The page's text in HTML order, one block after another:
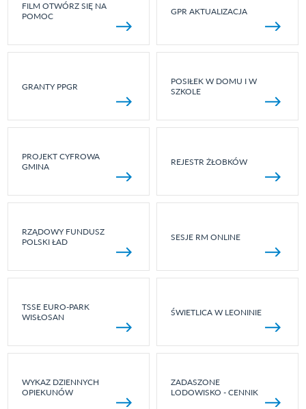
FILM OTWÓRZ SIĘ NA
POMOC
GPR AKTUALIZACJA
GRANTY PPGR
POSIŁEK W DOMU I W
SZKOLE
PROJEKT CYFROWA
GMINA
REJESTR ŻŁOBKÓW
RZĄDOWY FUNDUSZ
POLSKI ŁAD
SESJE RM ONLINE
TSSE EURO-PARK
WISŁOSAN
ŚWIETLICA W LEONINIE
WYKAZ DZIENNYCH
OPIEKUNÓW
ZADASZONE
LODOWISKO - CENNIK